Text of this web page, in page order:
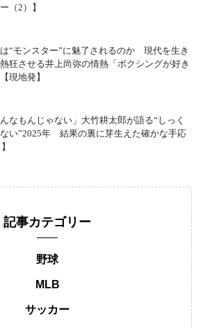
（2）】
“モンスター”に魅了されるのか 現代を生き
狂させる井上尚弥の情熱「ボクシングが好き
現地発】
んなもんじゃない」大竹耕太郎が語る“しっく
い”2025年 結果の裏に芽生えた確かな手応
記事カテゴリー
野球
MLB
サッカー